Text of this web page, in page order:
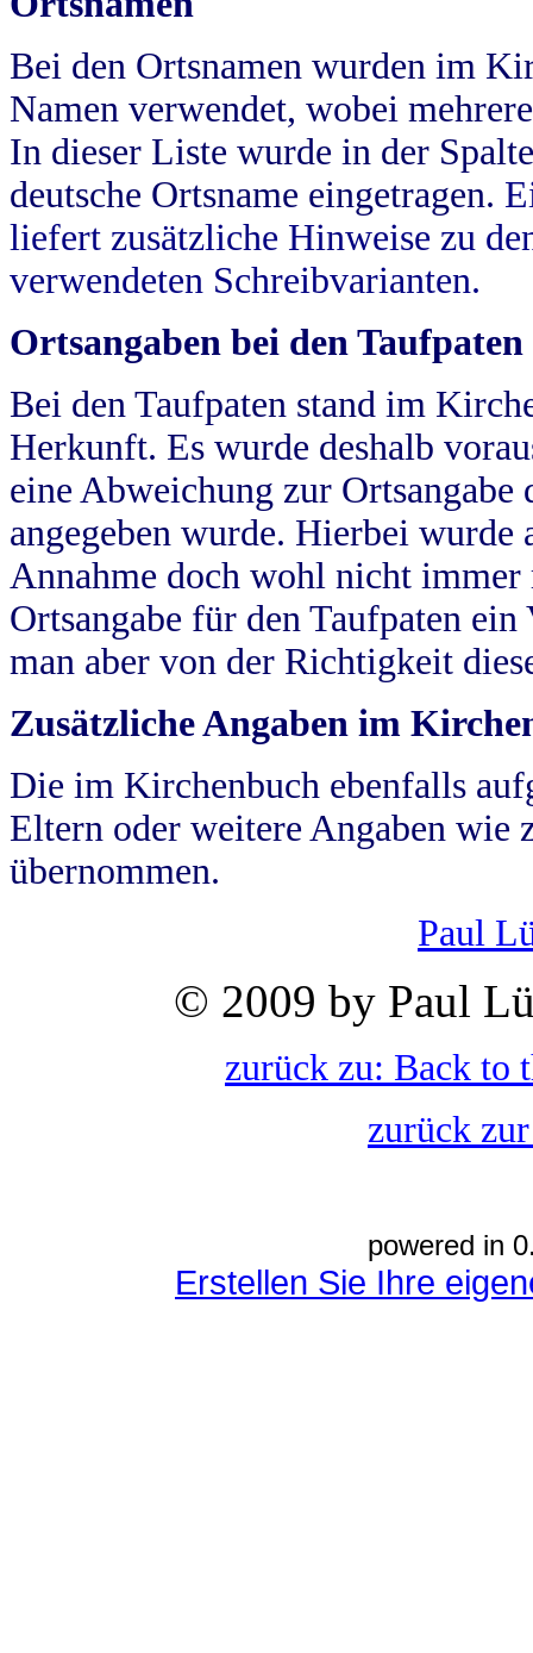
Bei den Ortsnamen wurden im
Namen verwendet, wobei
In dieser Liste wurde in der
deutsche Ortsname eingetragen.
liefert zusätzliche Hinweise zu
verwendeten Schreibvarianten.
Ortsangaben bei den Taufpaten
Bei den Taufpaten stand im
Herkunft. Es wurde deshalb
eine Abweichung zur
angegeben wurde. Hierbei wurde
Annahme doch wohl nicht
Ortsangabe für den Taufpaten
man aber von der Richtigkeit
Zusätzliche Angaben im
Die im Kirchenbuch ebenfalls
Eltern oder weitere Angaben wie
übernommen.
Paul
© 2009 by Paul
zurück zu: Back to
zurück
powered in
Erstellen Sie Ihre